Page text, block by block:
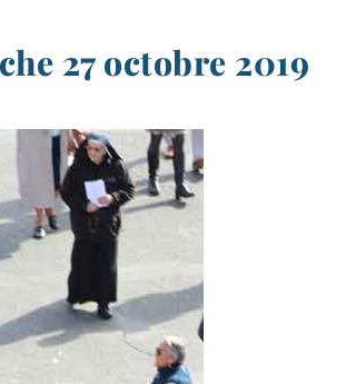
27 octobre 2019